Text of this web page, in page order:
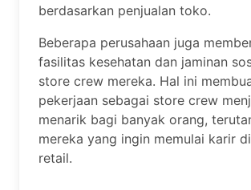
berdasarkan penjualan toko.
Beberapa perusahaan juga
fasilitas kesehatan dan jaminan
store crew mereka. Hal ini
pekerjaan sebagai store crew
menarik bagi banyak orang,
mereka yang ingin memulai karir
retail.